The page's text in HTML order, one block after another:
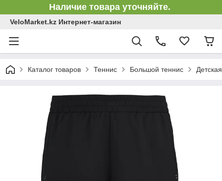
Наличие товара уточняйте.
VeloMarket.kz Интернет-магазин
Каталог товаров Теннис Большой теннис